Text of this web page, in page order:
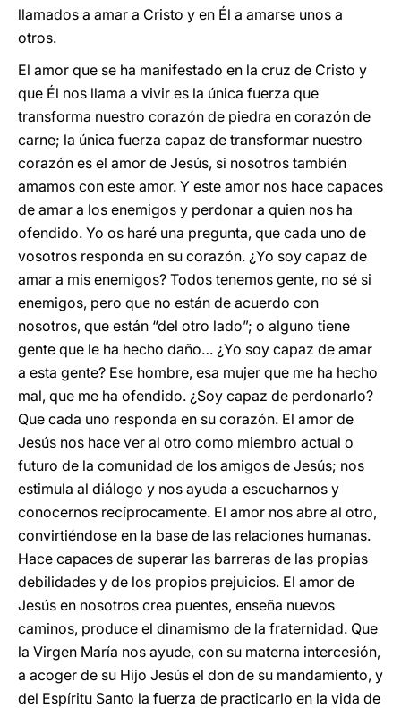
llamados a amar a Cristo y en Él a amarse unos a
otros.
El amor que se ha manifestado en la cruz de Cristo y
que Él nos llama a vivir es la única fuerza que
transforma nuestro corazón de piedra en corazón de
carne; la única fuerza capaz de transformar nuestro
corazón es el amor de Jesús, si nosotros también
amamos con este amor. Y este amor nos hace capaces
de amar a los enemigos y perdonar a quien nos ha
ofendido. Yo os haré una pregunta, que cada uno de
vosotros responda en su corazón. ¿Yo soy capaz de
amar a mis enemigos? Todos tenemos gente, no sé si
enemigos, pero que no están de acuerdo con
nosotros, que están “del otro lado”; o alguno tiene
gente que le ha hecho daño… ¿Yo soy capaz de amar
a esta gente? Ese hombre, esa mujer que me ha hecho
mal, que me ha ofendido. ¿Soy capaz de perdonarlo?
Que cada uno responda en su corazón. El amor de
Jesús nos hace ver al otro como miembro actual o
futuro de la comunidad de los amigos de Jesús; nos
estimula al diálogo y nos ayuda a escucharnos y
conocernos recíprocamente. El amor nos abre al otro,
convirtiéndose en la base de las relaciones humanas.
Hace capaces de superar las barreras de las propias
debilidades y de los propios prejuicios. El amor de
Jesús en nosotros crea puentes, enseña nuevos
caminos, produce el dinamismo de la fraternidad. Que
la Virgen María nos ayude, con su materna intercesión,
a acoger de su Hijo Jesús el don de su mandamiento, y
del Espíritu Santo la fuerza de practicarlo en la vida de